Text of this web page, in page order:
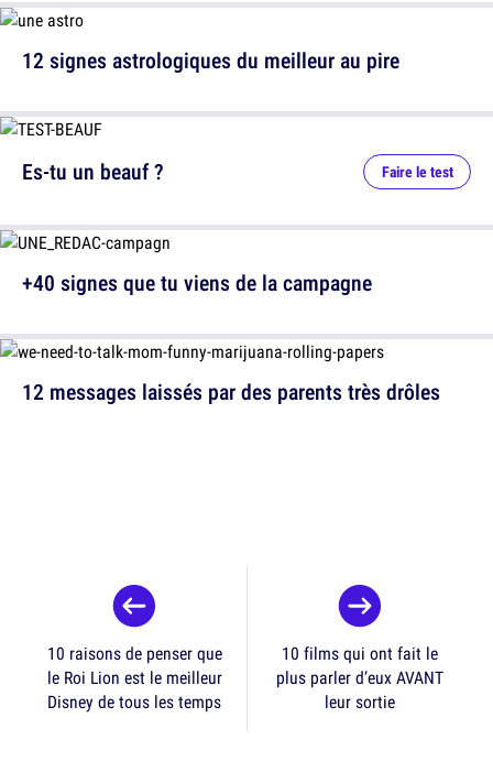
12 signes astrologiques du meilleur au pire
12 messages laissés par des parents très drôles
Es-tu un beauf ? Faire le test
+40 signes que tu viens de la campagne
10 raisons de penser que
le Roi Lion est le meilleur
Disney de tous les temps
10 films qui ont fait le
plus parler d’eux AVANT
leur sortie